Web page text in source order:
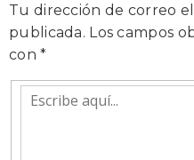
Tu dirección de correo
publicada. Los campos
con*
Escribe